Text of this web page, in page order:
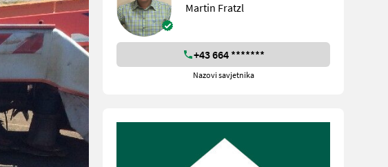
Martin Fratzl
+43 664 *******
Nazovi savjetnika